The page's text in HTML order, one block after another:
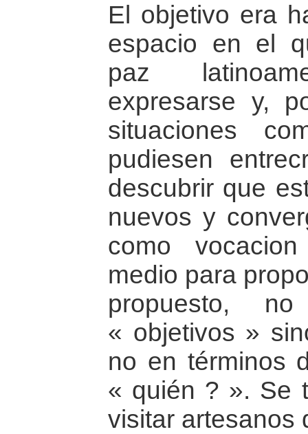
El objetivo era
espacio en el
paz
expresarse y,
situaciones
pudiesen
descubrir que
nuevos y
como
medio para
propuesto,
« objetivos »
no en términos
« quién ? ». Se
visitar artesanos